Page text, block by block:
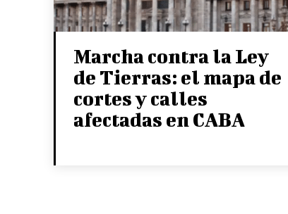
Marcha contra la Ley
de Tierras: el mapa de
cortes y calles
afectadas en CABA